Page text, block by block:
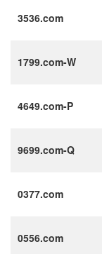
3536.com
1799.com-W
4649.com-P
9699.com-Q
0377.com
0556.com